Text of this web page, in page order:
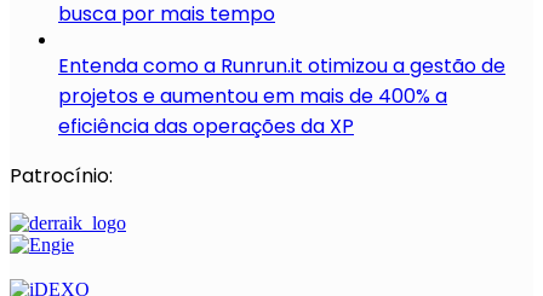
busca por mais tempo
Entenda como a Runrun.it otimizou a gestão de
projetos e aumentou em mais de 400% a
eficiência das operações da XP
Patrocínio: